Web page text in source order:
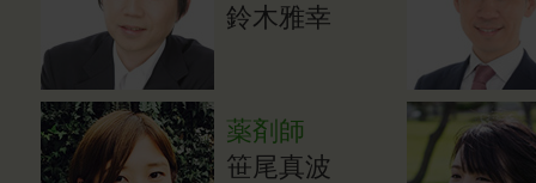
鈴木雅幸
薬剤師
笹尾真波